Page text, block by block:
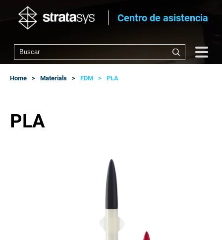
Centro de asistencia
Home Materials FDM PLA
PLA